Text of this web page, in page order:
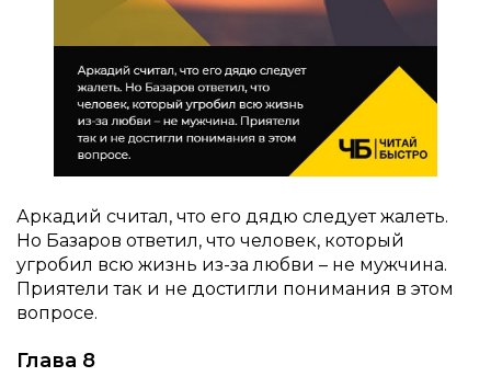
Аркадий считал, что его дядю следует жалеть.
Но Базаров ответил, что человек, который
угробил всю жизнь из-за любви – не мужчина.
Приятели так и не достигли понимания в этом
вопросе.
Глава 8